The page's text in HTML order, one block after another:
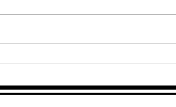
インターハイ2026